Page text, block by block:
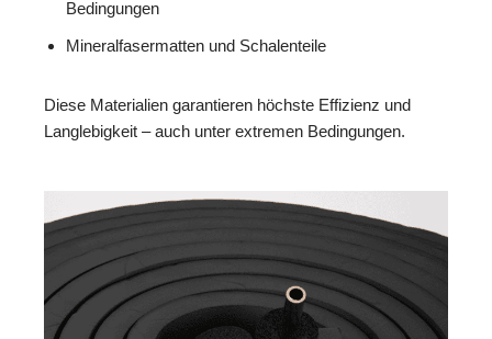
Bedingungen
Mineralfasermatten und Schalenteile
Diese Materialien garantieren höchste Effizienz und
Langlebigkeit – auch unter extremen Bedingungen.